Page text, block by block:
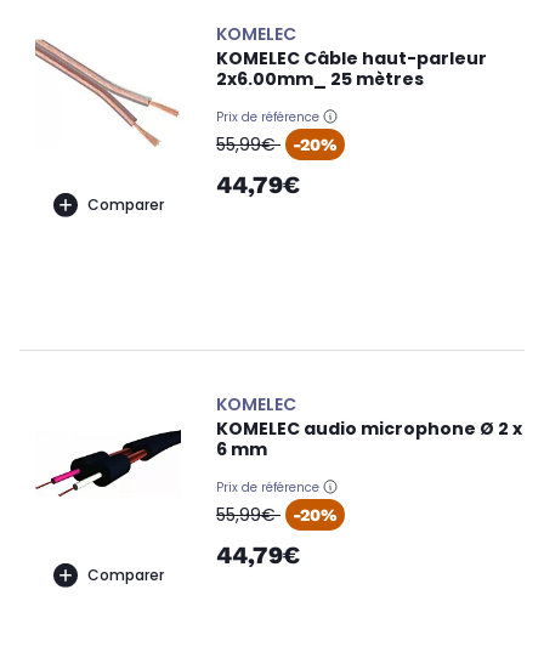
Comparer
KOMELEC
KOMELEC Câble haut-parleur
2x6.00mm_ 25 mètres
Prix de référence
oldPrice
55,99€ -20%
44,79€
Comparer
KOMELEC
KOMELEC audio microphone Ø 2 x
6 mm
Prix de référence
oldPrice
55,99€ -20%
44,79€